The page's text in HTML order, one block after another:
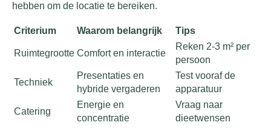
hebben om de locatie te bereiken.
Criterium Waarom belangrijk Tips
Ruimtegrootte Comfort en interactie
Reken 2-3 m² per
persoon
Techniek
Presentaties en
hybride vergaderen
Test vooraf de
apparatuur
Catering
Energie en
concentratie
Vraag naar
dieetwensen